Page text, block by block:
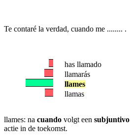
Te contaré la verdad, cuando me ........ .
has llamado
llamarás
llames
llamas
llames: na cuando volgt een subjuntivo
actie in de toekomst.